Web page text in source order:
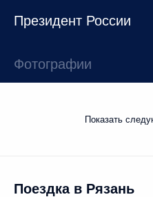
Президент России
Фотографии
Показать
Поездка в Рязань